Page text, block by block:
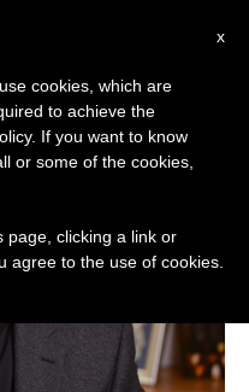
x
cookies, which are
to achieve the
If you want to know
or some of the cookies,
page, clicking a link or
agree to the use of cookies.